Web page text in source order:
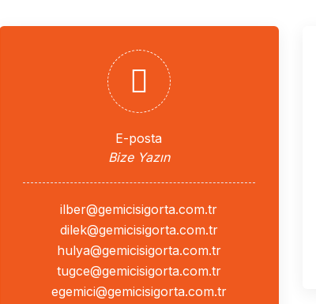
E-posta
Bize Yazın
ilber@gemicisigorta.com.tr
dilek@gemicisigorta.com.tr
hulya@gemicisigorta.com.tr
tugce@gemicisigorta.com.tr
egemici@gemicisigorta.com.tr